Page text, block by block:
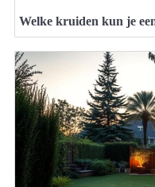
Welke kruiden kun je